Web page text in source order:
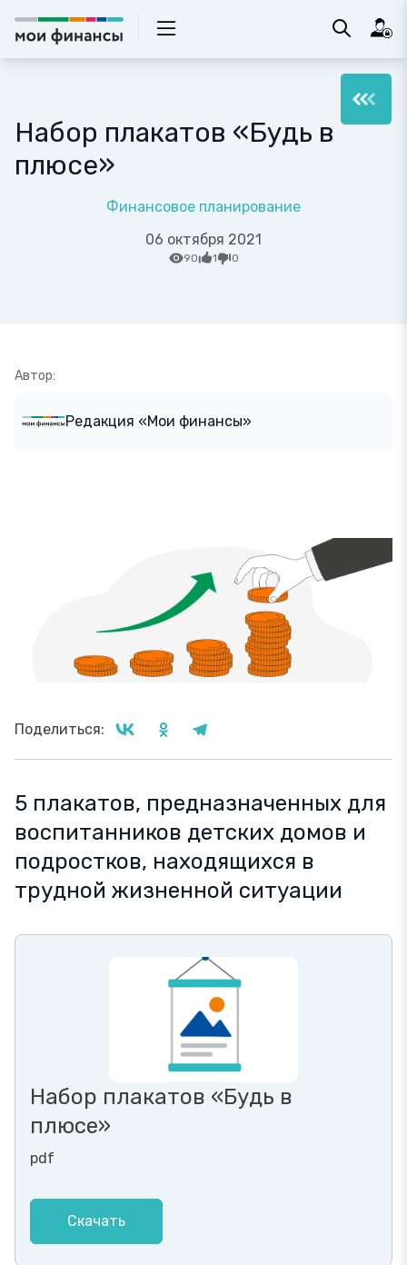
Набор плакатов «Будь в
плюсе»
Финансовое планирование
06 октября 2021
90 1 0
Автор:
Редакция «Мои финансы»
Поделиться:
5 плакатов, предназначенных для
воспитанников детских домов и
подростков, находящихся в
трудной жизненной ситуации
Набор плакатов «Будь в
плюсе»
pdf
Скачать